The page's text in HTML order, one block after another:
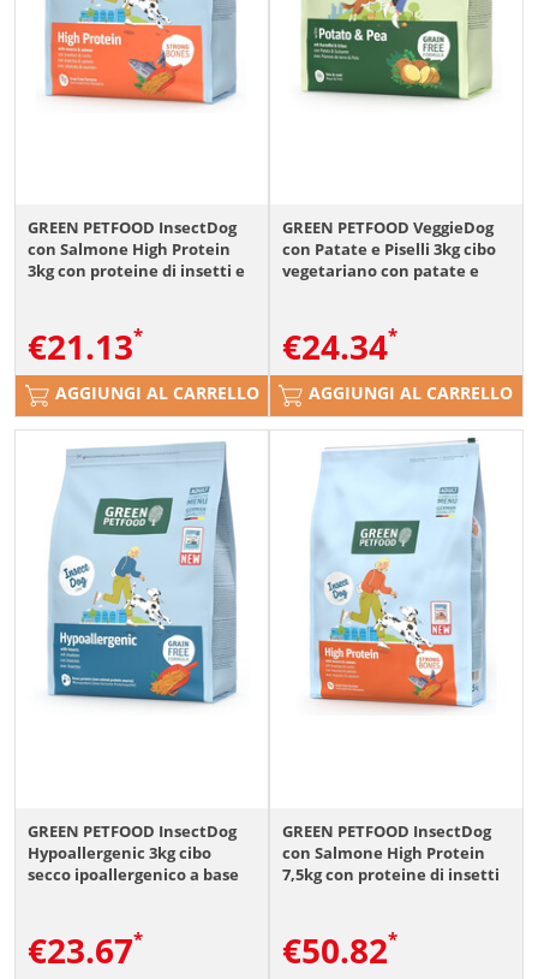
GREEN PETFOOD InsectDog
con Salmone High Protein
3kg con proteine di insetti e
€21.13
AGGIUNGI AL CARRELLO
GREEN PETFOOD VeggieDog
con Patate e Piselli 3kg cibo
vegetariano con patate e
€24.34
AGGIUNGI AL CARRELLO
GREEN PETFOOD InsectDog
Hypoallergenic 3kg cibo
secco ipoallergenico a base
€23.67
GREEN PETFOOD InsectDog
con Salmone High Protein
7,5kg con proteine di insetti
€50.82